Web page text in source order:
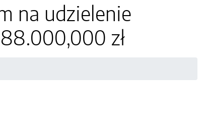
na udzielenie
zł